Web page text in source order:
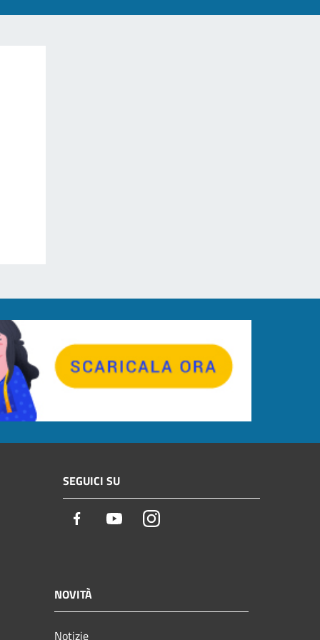
SEGUICI SU
Facebook YoutubeInstagram
NOVITÀ
Notizie